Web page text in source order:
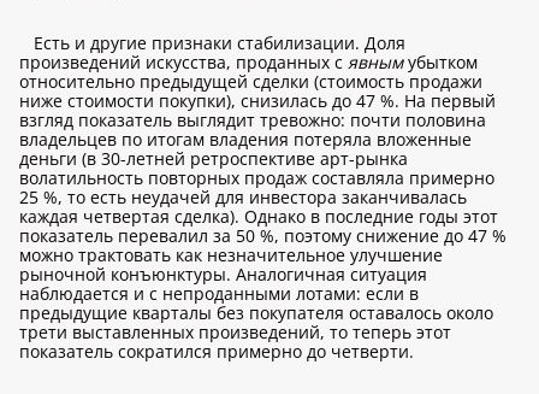
Есть и другие признаки стабилизации. Доля
произведений искусства, проданных с явнымубытком
относительно предыдущей сделки (стоимость продажи
ниже стоимости покупки), снизилась до 47 %. На первый
взгляд показатель выглядит тревожно: почти половина
владельцев по итогам владения потеряла вложенные
деньги (в 30-летней ретроспективе арт-рынка
волатильность повторных продаж составляла примерно
25 %, то есть неудачей для инвестора заканчивалась
каждая четвертая сделка). Однако в последние годы этот
показатель перевалил за 50 %, поэтому снижение до 47 %
можно трактовать как незначительное улучшение
рыночной конъюнктуры. Аналогичная ситуация
наблюдается и с непроданными лотами: если в
предыдущие кварталы без покупателя оставалось около
трети выставленных произведений, то теперь этот
показатель сократился примерно до четверти.